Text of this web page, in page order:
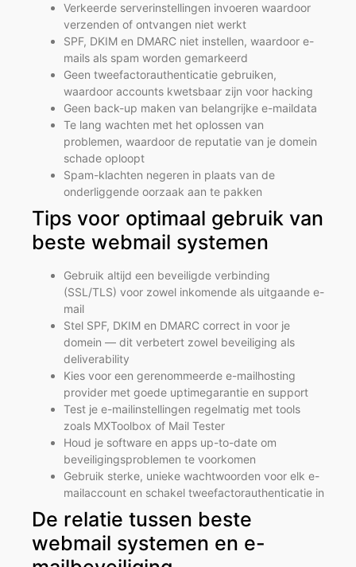
Verkeerde serverinstellingen invoeren waardoor
verzenden of ontvangen niet werkt
SPF, DKIM en DMARC niet instellen, waardoor e-
mails als spam worden gemarkeerd
Geen tweefactorauthenticatie gebruiken,
waardoor accounts kwetsbaar zijn voor hacking
Geen back-up maken van belangrijke e-maildata
Te lang wachten met het oplossen van
problemen, waardoor de reputatie van je domein
schade oploopt
Spam-klachten negeren in plaats van de
onderliggende oorzaak aan te pakken
Tips voor optimaal gebruik van
beste webmail systemen
Gebruik altijd een beveiligde verbinding
(SSL/TLS) voor zowel inkomende als uitgaande e-
mail
Stel SPF, DKIM en DMARC correct in voor je
domein — dit verbetert zowel beveiliging als
deliverability
Kies voor een gerenommeerde e-mailhosting
provider met goede uptimegarantie en support
Test je e-mailinstellingen regelmatig met tools
zoals MXToolbox of Mail Tester
Houd je software en apps up-to-date om
beveiligingsproblemen te voorkomen
Gebruik sterke, unieke wachtwoorden voor elk e-
mailaccount en schakel tweefactorauthenticatie in
De relatie tussen beste
webmail systemen en e-